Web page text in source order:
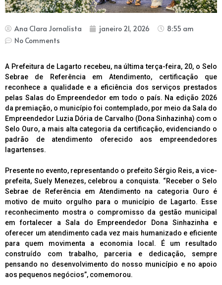
Ana Clara Jornalista janeiro 21, 2026
8:55 am
No Comments
A Prefeitura de Lagarto recebeu, na última terça-feira, 20, o Selo
Sebrae de Referência em Atendimento, certificação que
reconhece a qualidade e a eficiência dos serviços prestados
pelas Salas do Empreendedor em todo o país. Na edição 2026
da premiação, o município foi contemplado, por meio da Sala do
Empreendedor Luzia Dória de Carvalho (Dona Sinhazinha) com o
Selo Ouro, a mais alta categoria da certificação, evidenciando o
padrão de atendimento oferecido aos empreendedores
lagartenses.
Presente no evento, representando o prefeito Sérgio Reis, a vice-
prefeita, Suely Menezes, celebrou a conquista. “Receber o Selo
Sebrae de Referência em Atendimento na categoria Ouro é
motivo de muito orgulho para o município de Lagarto. Esse
reconhecimento mostra o compromisso da gestão municipal
em fortalecer a Sala do Empreendedor Dona Sinhazinha e
oferecer um atendimento cada vez mais humanizado e eficiente
para quem movimenta a economia local. É um resultado
construído com trabalho, parceria e dedicação, sempre
pensando no desenvolvimento do nosso município e no apoio
aos pequenos negócios”, comemorou.